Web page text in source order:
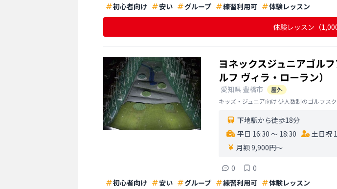
初心者向け
安い グループ 練習利用可 体験レッスン
体験レッスン （
ヨネックスジュニアゴル
ルフ ヴィラ・ローラン）
愛知県 豊橋市
屋外
キッズ・ジュニア向け 少人数制のゴルフス
下地駅から徒歩18分
平日 16:30 〜 18:30
土日祝
月額 9,900円〜
0
0
初心者向け
安い グループ 練習利用可 体験レッスン